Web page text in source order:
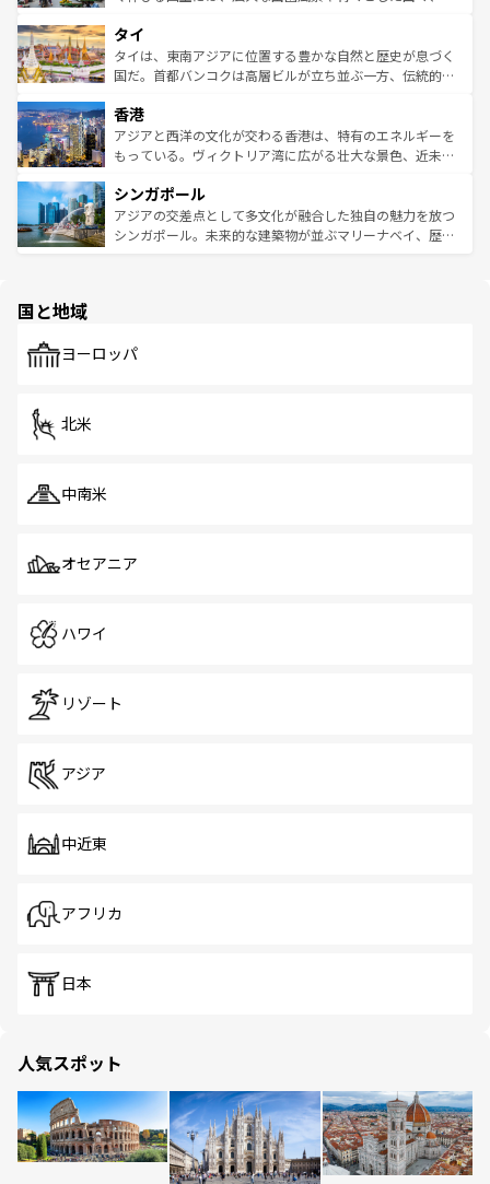
リティに包まれながら、韓国の多彩な魅力を心ゆくまで味
わってみてほしい。 なお、新着の韓国情報はコンテンツ一
覧を参照してほしい。
急速な発展と共に伝統が息づく。ハノイの古い町並みやホ
ーチミン市のフランス統治時代の建物も、独特の雰囲気を
醸し出している。また、バラエティの豊かさとおいしさで
とつ。フォーやバインミー、ベトナムコーヒーなどは、ぜ
ひ現地で味わいたい。どの地域を訪れてもあたたかい人々
が旅行者を迎えてくれるので、きっと忘れられない旅にな
参照してほしい。
タイ
タイは、東南アジアに位置する豊かな自然と歴史が息づく
国だ。首都バンコクは高層ビルが立ち並ぶ一方、伝統的な
の活気が交差している。北部ではチェンマイなどの山岳地
帯で自然と触れ合い、南部ではプーケットやクラビの美し
いビーチでリゾート気分を楽しむことができる。タイ料理
激する。気候は一年中温暖で、どの季節にも異なる楽しみ
が待っている。親しみやすいタイの人々、仏教を中心とし
た文化、そして多様な観光資源が、訪れる旅人を魅了し続
香港
アジアと西洋の文化が交わる香港は、特有のエネルギーを
もっている。ヴィクトリア湾に広がる壮大な景色、近未来
み、どこを訪れても感動するはず。観光スポットが密集し
ており、効率よく見どころを回れるのも魅力。息をのむよ
うな絶景から文化的な体験まで、香港を存分に楽しみ尽く
シンガポール
アジアの交差点として多文化が融合した独自の魅力を放つ
シンガポール。未来的な建築物が並ぶマリーナベイ、歴史
で、ホーカーズは地元の風情を楽しめる外せないスポット
国と地域
ヨーロッパ
北米
中南米
オセアニア
ハワイ
リゾート
アジア
中近東
アフリカ
日本
人気スポット